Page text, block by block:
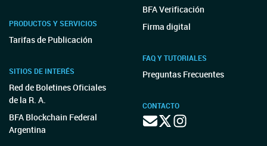
PRODUCTOS Y SERVICIOS
Tarifas de Publicación
SITIOS DE INTERÉS
Red de Boletines Oficiales
de la R. A.
BFA Blockchain Federal
Argentina
BFA Verificación
Firma digital
FAQ Y TUTORIALES
Preguntas Frecuentes
CONTACTO